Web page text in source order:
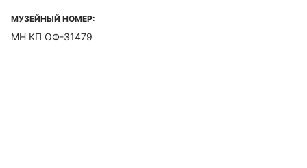
МУЗЕЙНЫЙ НОМЕР:
МН КП ОФ-31479